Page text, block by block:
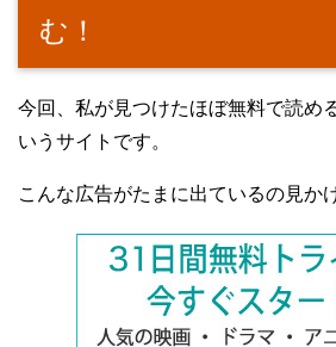
む！
今回、私が見つけたほぼ無料で読め
いうサイトです。
こんな広告がたまに出ているの見か